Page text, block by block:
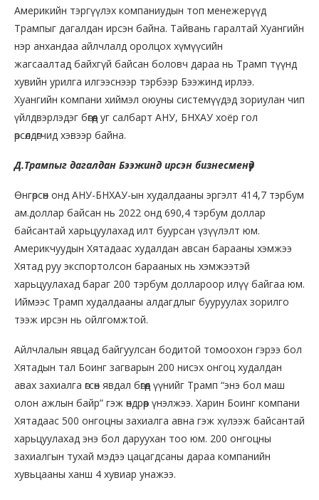
Америкийн тэргүүлэх компаниудын топ менежерүүд
Трампыг дагалдан ирсэн байна. Тайвань гаралтай Хуангийн
нэр анхандаа айлчлалд оролцох хүмүүсийн
жагсаалтад байхгүй байсан боловч дараа нь Трамп түүнд
хувийн урилга илгээснээр тэрбээр Бээжинд ирлээ.
Хуангийн компани хиймэл оюуны системүүдэд зориулан чип
үйлдвэрлэдэг бөгөөд уг салбарт АНУ, БНХАУ хоёр гол
өрсөлдөгчид хэвээр байна.
Д.Трампыг дагалдан Бээжинд ирсэн бизнесменүүд
Өнгөрсөн онд АНУ-БНХАУ-ын худалдааны эргэлт 414,7 тэрбум
ам.доллар байсан нь 2022 онд 690,4 тэрбум доллар
байсантай харьцуулахад илт буурсан үзүүлэлт юм.
Америкчуудын Хятадаас худалдан авсан барааны хэмжээ
Хятад руу экспортолсон барааных нь хэмжээтэй
харьцуулахад бараг 200 тэрбум доллароор илүү байгаа юм.
Иймээс Трамп худалдааны алдагдлыг бууруулах зорилго
тээж ирсэн нь ойлгомжтой.
Айлчлалын явцад байгуулсан бодитой томоохон гэрээ бол
Хятадын тал Боинг загварын 200 нисэх онгоц худалдан
авах захиалга өгсөн явдал бөгөөд үүнийг Трамп “энэ бол маш
олон ажлын байр” гэж өндрөөр үнэлжээ. Харин Боинг компани
Хятадаас 500 онгоцны захиалга авна гэж хүлээж байсантай
харьцуулахад энэ бол даруухан тоо юм. 200 онгоцны
захиалгын тухай мэдээ цацагдсаны дараа компанийн
хувьцааны ханш 4 хувиар унажээ.